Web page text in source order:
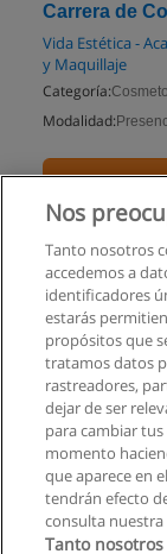
Carrera de
Vida Estética -
y Maquillaje
Categoría:
Modalidad:
Impartido en:
Nos
Tanto nosotros
accedemos a
identificadores
estarás
propósitos que
tratamos datos
rastreadores,
dejar de ser
para cambiar
momento
que aparece en
tendrán efecto
consulta
Tanto